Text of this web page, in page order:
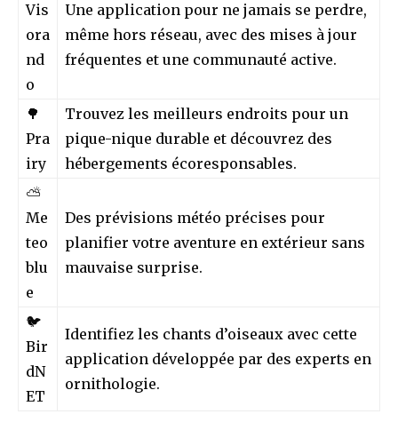
Vis
ora
nd
o
Une application pour ne jamais se perdre,
même hors réseau, avec des mises à jour
fréquentes et une communauté active.
🌳
Pra
iry
Trouvez les meilleurs endroits pour un
pique-nique durable et découvrez des
hébergements écoresponsables.
⛅
Me
teo
blu
e
Des prévisions météo précises pour
planifier votre aventure en extérieur sans
mauvaise surprise.
🐦
Bir
dN
ET
Identifiez les chants d’oiseaux avec cette
application développée par des experts en
ornithologie.